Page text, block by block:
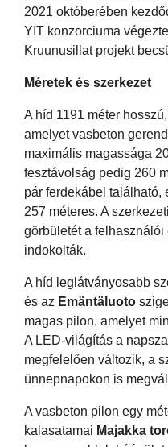
2021 októberében
YIT konzorciuma
Kruunusillat projekt
Méretek és szerkezet
A híd 1191 méter
amelyet vasbeton
maximális magassága
fesztávolság pedig 260
pár ferdekábel található,
257 méteres. A
görbületét a
indokolták.
A híd leglátványosabb
és az Emäntäluoto
magas pilon, amelyet
A LED-világítás a
megfelelően változik, a
ünnepnapokon is
A vasbeton pilon egy
kalasatamai Majakka